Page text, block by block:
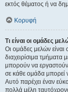
εκτός θέματος ή να
Κορυφή
Τι είναι οι ομάδες
Οι ομάδες μελών είναι
διαχειρίσιμα τμήματα
μπορούν να
σε κάθε ομάδα μπορεί
Αυτό παρέχει έναν
πολλά μέλη